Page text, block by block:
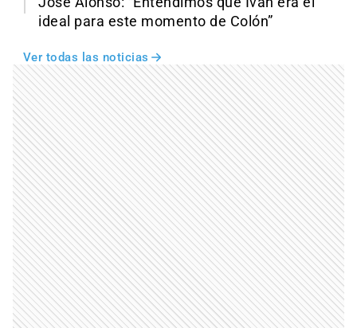
ideal para este momento de Colón”
Ver todas las noticias